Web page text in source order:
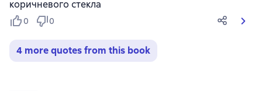
коричневого стекла
0 0
4 more quotes from this book